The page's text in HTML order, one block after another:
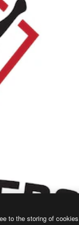
to the storing of